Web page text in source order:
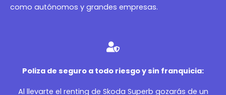
como autónomos y grandes empresas.
Poliza de seguro a todo riesgo y sin franquicia:
Al llevarte el renting de Skoda Superb gozarás de un